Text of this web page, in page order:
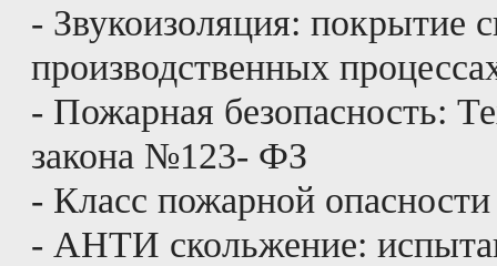
- Звукоизоляция: покрытие
производственных
- Пожарная безопасность:
закона №123- ФЗ
- Класс пожарной
- АНТИ скольжение: